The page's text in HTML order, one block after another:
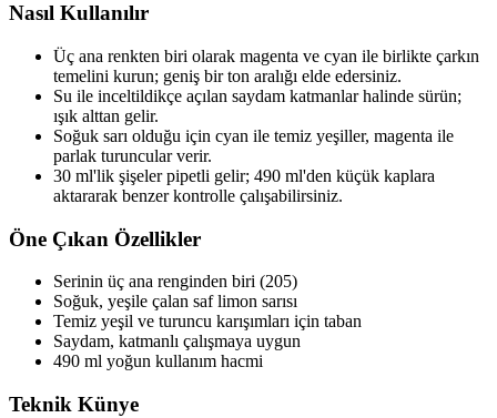
Nasıl Kullanılır
Üç ana renkten biri olarak magenta ve cyan ile birlikte çarkın
temelini kurun; geniş bir ton aralığı elde edersiniz.
Su ile inceltildikçe açılan saydam katmanlar halinde sürün;
ışık alttan gelir.
Soğuk sarı olduğu için cyan ile temiz yeşiller, magenta ile
parlak turuncular verir.
30 ml'lik şişeler pipetli gelir; 490 ml'den küçük kaplara
aktararak benzer kontrolle çalışabilirsiniz.
Öne Çıkan Özellikler
Serinin üç ana renginden biri (205)
Soğuk, yeşile çalan saf limon sarısı
Temiz yeşil ve turuncu karışımları için taban
Saydam, katmanlı çalışmaya uygun
490 ml yoğun kullanım hacmi
Teknik Künye